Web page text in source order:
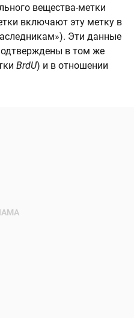
вещества-метки
включают эту метку в
Эти данные
в том же
BrdU) и в отношении